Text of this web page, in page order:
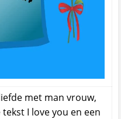
met man vrouw,
I love you en een